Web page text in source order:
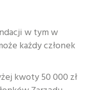
w tym w
każdy członek
kwoty 50 000 zł